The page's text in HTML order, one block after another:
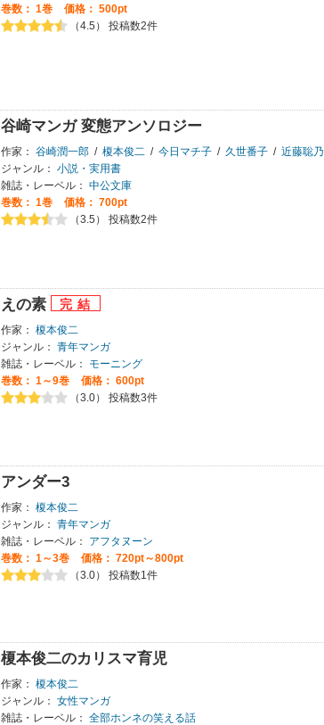
巻数： 1巻
価格： 500pt
（4.5） 投稿数2件
谷崎マンガ 変態アンソロジー
作家： 谷崎潤一郎 / 榎本俊二 / 今日マチ子 / 久世番子 / 近藤聡乃
ジャンル： 小説・実用書
雑誌・レーベル： 中公文庫
巻数： 1巻
価格： 700pt
（3.5） 投稿数2件
えの素
作家： 榎本俊二
ジャンル： 青年マンガ
雑誌・レーベル：
モーニング
巻数： 1～9巻
価格： 600pt
（3.0） 投稿数3件
アンダー3
作家： 榎本俊二
ジャンル： 青年マンガ
雑誌・レーベル：
アフタヌーン
巻数： 1～3巻
価格： 720pt～800pt
（3.0） 投稿数1件
榎本俊二のカリスマ育児
作家： 榎本俊二
ジャンル： 女性マンガ
雑誌・レーベル： 全部ホンネの笑える話